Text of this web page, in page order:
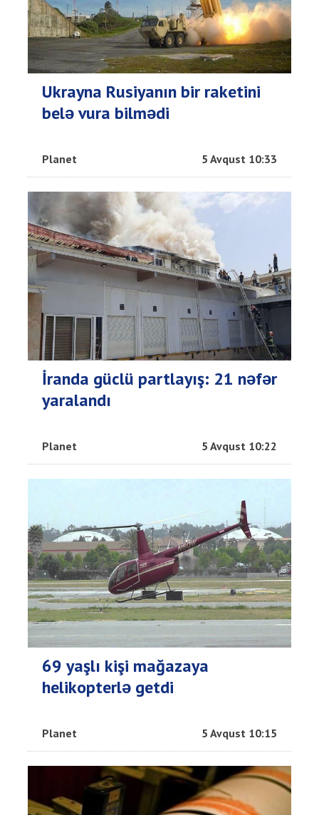
Ukrayna Rusiyanın bir raketini
belə vura bilmədi
Planet 5 Avqust 10:33
İranda güclü partlayış: 21 nəfər
yaralandı
Planet 5 Avqust 10:22
69 yaşlı kişi mağazaya
helikopterlə getdi
Planet 5 Avqust 10:15